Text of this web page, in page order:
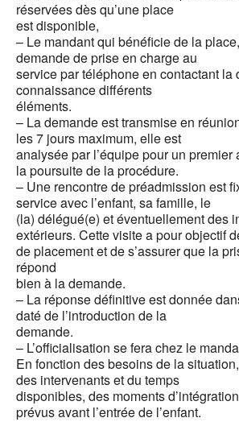
réservées dès qu’une place
est disponible,
– Le mandant qui bénéficie de la
demande de prise en charge au
service par téléphone en contactant la
connaissance différents
éléments.
– La demande est transmise en
les 7 jours maximum, elle est
analysée par l’équipe pour un premier
la poursuite de la procédure.
– Une rencontre de préadmission est
service avec l’enfant, sa famille, le
(la) délégué(e) et éventuellement des
extérieurs. Cette visite a pour objectif
de placement et de s’assurer que la
répond
bien à la demande.
– La réponse définitive est donnée
daté de l’introduction de la
demande.
– L’officialisation se fera chez le
En fonction des besoins de la
des intervenants et du temps
disponibles, des moments
prévus avant l’entrée de l’enfant.